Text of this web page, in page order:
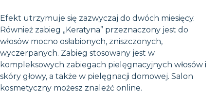
Efekt utrzymuje się zazwyczaj do dwóch miesięcy.
Również zabieg „Keratyna” przeznaczony jest do
włosów mocno osłabionych, zniszczonych,
wyczerpanych. Zabieg stosowany jest w
kompleksowych zabiegach pielęgnacyjnych włosów i
skóry głowy, a także w pielęgnacji domowej. Salon
kosmetyczny możesz znaleźć online.